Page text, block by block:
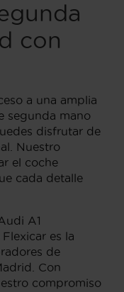
con
a una amplia
segunda mano
disfrutar de
Nuestro
el coche
cada detalle
A1
es la
de
Con
compromiso